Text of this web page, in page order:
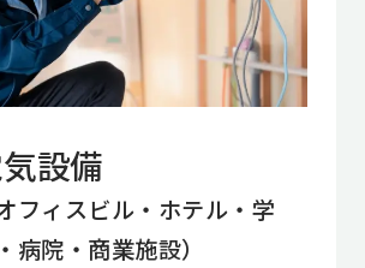
設備
オフィスビル・ホテル・学
病院・商業施設）